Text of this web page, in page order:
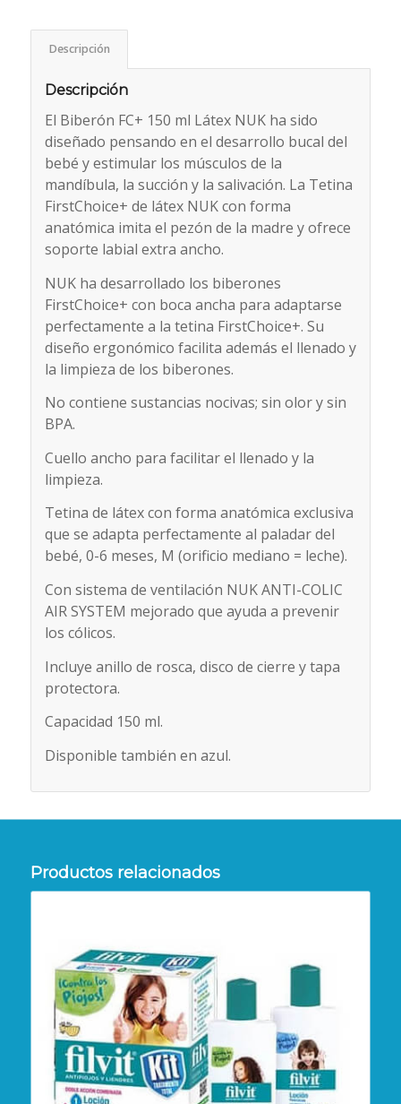
Descripción
Descripción
El Biberón FC+ 150 ml Látex NUK ha sido
diseñado pensando en el desarrollo bucal del
bebé y estimular los músculos de la
mandíbula, la succión y la salivación. La Tetina
FirstChoice+ de látex NUK con forma
anatómica imita el pezón de la madre y ofrece
soporte labial extra ancho.
NUK ha desarrollado los biberones
FirstChoice+ con boca ancha para adaptarse
perfectamente a la tetina FirstChoice+. Su
diseño ergonómico facilita además el llenado y
la limpieza de los biberones.
No contiene sustancias nocivas; sin olor y sin
BPA.
Cuello ancho para facilitar el llenado y la
limpieza.
Tetina de látex con forma anatómica exclusiva
que se adapta perfectamente al paladar del
bebé, 0-6 meses, M (orificio mediano = leche).
Con sistema de ventilación NUK ANTI-COLIC
AIR SYSTEM mejorado que ayuda a prevenir
los cólicos.
Incluye anillo de rosca, disco de cierre y tapa
protectora.
Capacidad 150 ml.
Disponible también en azul.
Productos relacionados